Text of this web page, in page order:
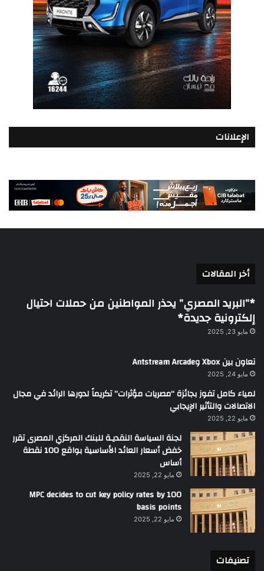
الإعلانات
أخر المقالات
*”البريد المصري” يحذر المواطنين من حملات احتيال
إلكترونية جديدة*
مايو 23, 2025
تعاون بين Xbox وAntstream Arcade
مايو 24, 2025
لمياء كامل تفوز بجائزة “مصريات مؤثرات” تكريماً لدورها الرائد في مجال
الاتصالات والتأثير الإيجابي
مايو 22, 2025
لجنة السياسة النقديـة للبنك المركزي المصرى تقرر
خفض أسعار العائد الأساسية بواقع 100 نقطة
أساس
مايو 22, 2025
MPC decides to cut key policy rates by 100
basis points
مايو 22, 2025
تصنيفات